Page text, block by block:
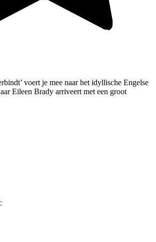
voert je mee naar het idyllische Engelse
Eileen Brady arriveert met een groot